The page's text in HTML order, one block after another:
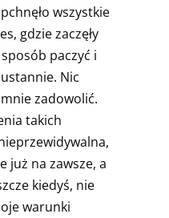
wszystkie
gdzie zaczęły
paczyć i
Nic
zadowolić.
takich
już na zawsze, a
kiedyś, nie
warunki